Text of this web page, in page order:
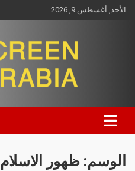
الأحد, أغسطس 9, 2026
Screen Arabia
الوسم: ظهور الاسلام